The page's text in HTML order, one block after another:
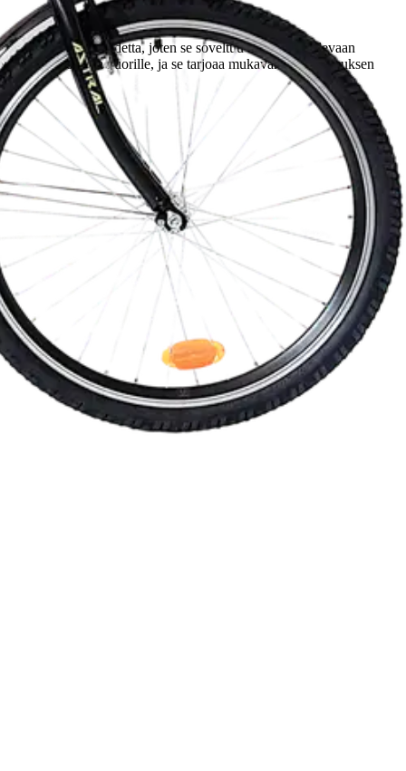
seitsemän vaihdetta, joten se soveltuu hyvin vaihtelevaan
aikuisille ja nuorille, ja se tarjoaa mukavan ajokokemuksen